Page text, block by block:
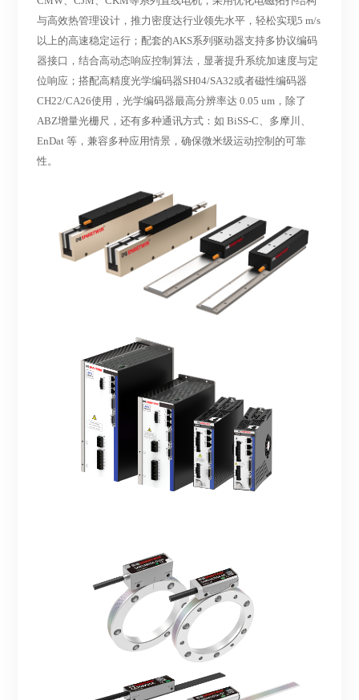
与高效热管理设计，推力密度达行业领先水平，轻松实现5 m/s
以上的高速稳定运行；配套的AKS系列驱动器支持多协议编码
器接口，结合高动态响应控制算法，显著提升系统加速度与定
位响应；搭配高精度光学编码器SH04/SA32或者磁性编码器
CH22/CA26使用，光学编码器最高分辨率达 0.05 um，除了
ABZ增量光栅尺，还有多种通讯方式：如 BiSS-C、多摩川、
EnDat 等，兼容多种应用情景，确保微米级运动控制的可靠
性。